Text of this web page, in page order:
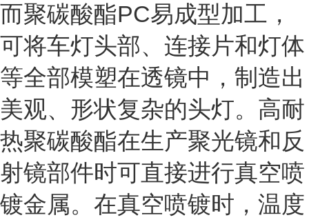
而聚碳酸酯PC易成型加工，
可将车灯头部、连接片和灯体
等全部模塑在透镜中，制造出
美观、形状复杂的头灯。高耐
热聚碳酸酯在生产聚光镜和反
射镜部件时可直接进行真空喷
镀金属。在真空喷镀时，温度